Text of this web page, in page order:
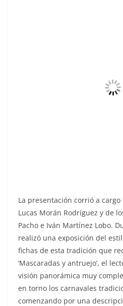
La presentación corrió a
Lucas Morán Rodríguez y de
Pacho e Iván Martínez Lobo.
realizó una exposición del
fichas de esta tradición que
‘Mascaradas y antruejo’, el
visión panorámica muy
en torno los carnavales
comenzando por una